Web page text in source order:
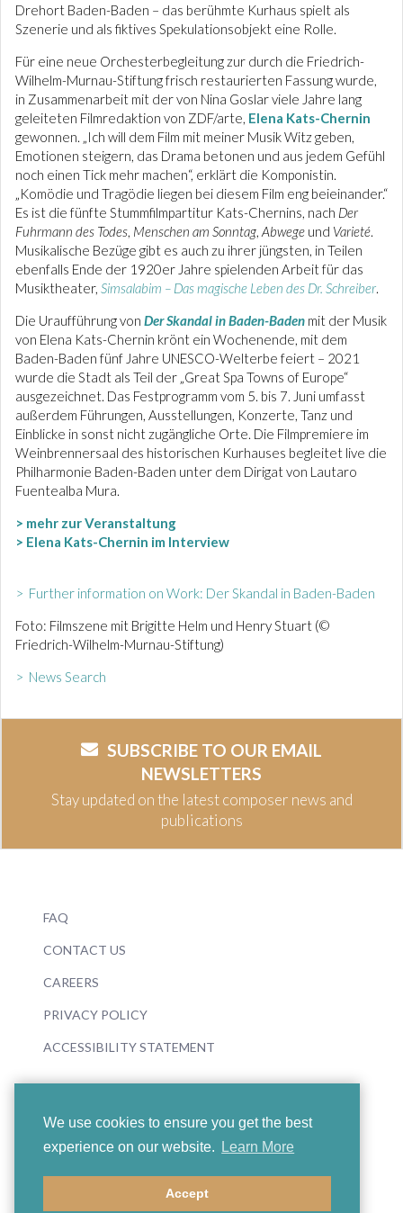
We use cookies to ensure you get the best
experience on our website.
Learn More
Accept
Drehort Baden-Baden – das berühmte Kurhaus spielt als
Szenerie und als fiktives Spekulationsobjekt eine Rolle.
Für eine neue Orchesterbegleitung zur durch die Friedrich-
Wilhelm-Murnau-Stiftung frisch restaurierten Fassung wurde,
in Zusammenarbeit mit der von Nina Goslar viele Jahre lang
geleiteten Filmredaktion von ZDF/arte, Elena Kats-Chernin
gewonnen. „Ich will dem Film mit meiner Musik Witz geben,
Emotionen steigern, das Drama betonen und aus jedem Gefühl
noch einen Tick mehr machen“, erklärt die Komponistin.
„Komödie und Tragödie liegen bei diesem Film eng beieinander.“
Es ist die fünfte Stummfilmpartitur Kats-Chernins, nach Der
Fuhrmann des Todes, Menschen am Sonntag, Abwege und Varieté.
Musikalische Bezüge gibt es auch zu ihrer jüngsten, in Teilen
ebenfalls Ende der 1920er Jahre spielenden Arbeit für das
Musiktheater, Simsalabim – Das magische Leben des Dr. Schreiber.
Die Uraufführung von Der Skandal in Baden-Baden mit der Musik
von Elena Kats-Chernin krönt ein Wochenende, mit dem
Baden-Baden fünf Jahre UNESCO-Welterbe feiert – 2021
wurde die Stadt als Teil der „Great Spa Towns of Europe“
ausgezeichnet. Das Festprogramm vom 5. bis 7. Juni umfasst
außerdem Führungen, Ausstellungen, Konzerte, Tanz und
Einblicke in sonst nicht zugängliche Orte. Die Filmpremiere im
Weinbrennersaal des historischen Kurhauses begleitet live die
Philharmonie Baden-Baden unter dem Dirigat von Lautaro
Fuentealba Mura.
> mehr zur Veranstaltung
> Elena Kats-Chernin im Interview
> Further information on Work: Der Skandal in Baden-Baden
Foto: Filmszene mit Brigitte Helm und Henry Stuart (©
Friedrich-Wilhelm-Murnau-Stiftung)
> News Search
SUBSCRIBE TO OUR EMAIL
NEWSLETTERS
Stay updated on the latest composer news and
publications
FAQ
CONTACT US
CAREERS
PRIVACY POLICY
ACCESSIBILITY STATEMENT
© 2026 Boosey & Hawkes